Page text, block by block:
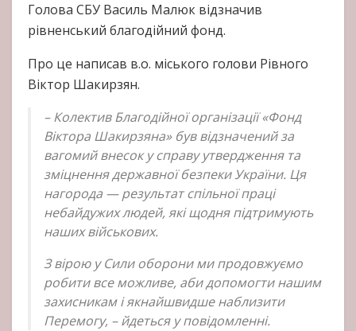
Голова СБУ Василь Малюк відзначив
рівненський благодійний фонд.
Про це написав в.о. міського голови Рівного
Віктор Шакирзян.
– Колектив Благодійної організації «Фонд
Віктора Шакирзяна» був відзначений за
вагомий внесок у справу утвердження та
зміцнення державної безпеки України. Ця
нагорода — результат спільної праці
небайдужих людей, які щодня підтримують
наших військових.
З вірою у Сили оборони ми продовжуємо
робити все можливе, аби допомогти нашим
захисникам і якнайшвидше наблизити
Перемогу, – йдеться у повідомленні.